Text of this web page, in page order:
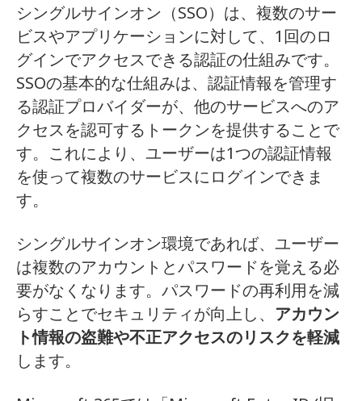
シングルサインオン（SSO）は、複数のサー
ビスやアプリケーションに対して、1回のロ
グインでアクセスできる認証の仕組みです。
SSOの基本的な仕組みは、認証情報を管理す
る認証プロバイダーが、他のサービスへのア
クセスを認可するトークンを提供することで
す。これにより、ユーザーは1つの認証情報
を使って複数のサービスにログインできま
す。
シングルサインオン環境であれば、ユーザー
は複数のアカウントとパスワードを覚える必
要がなくなります。 パスワードの再利用を減
らすことでセキュリティが向上し、 アカウン
ト情報の盗難や不正アクセスのリスクを軽減
します。